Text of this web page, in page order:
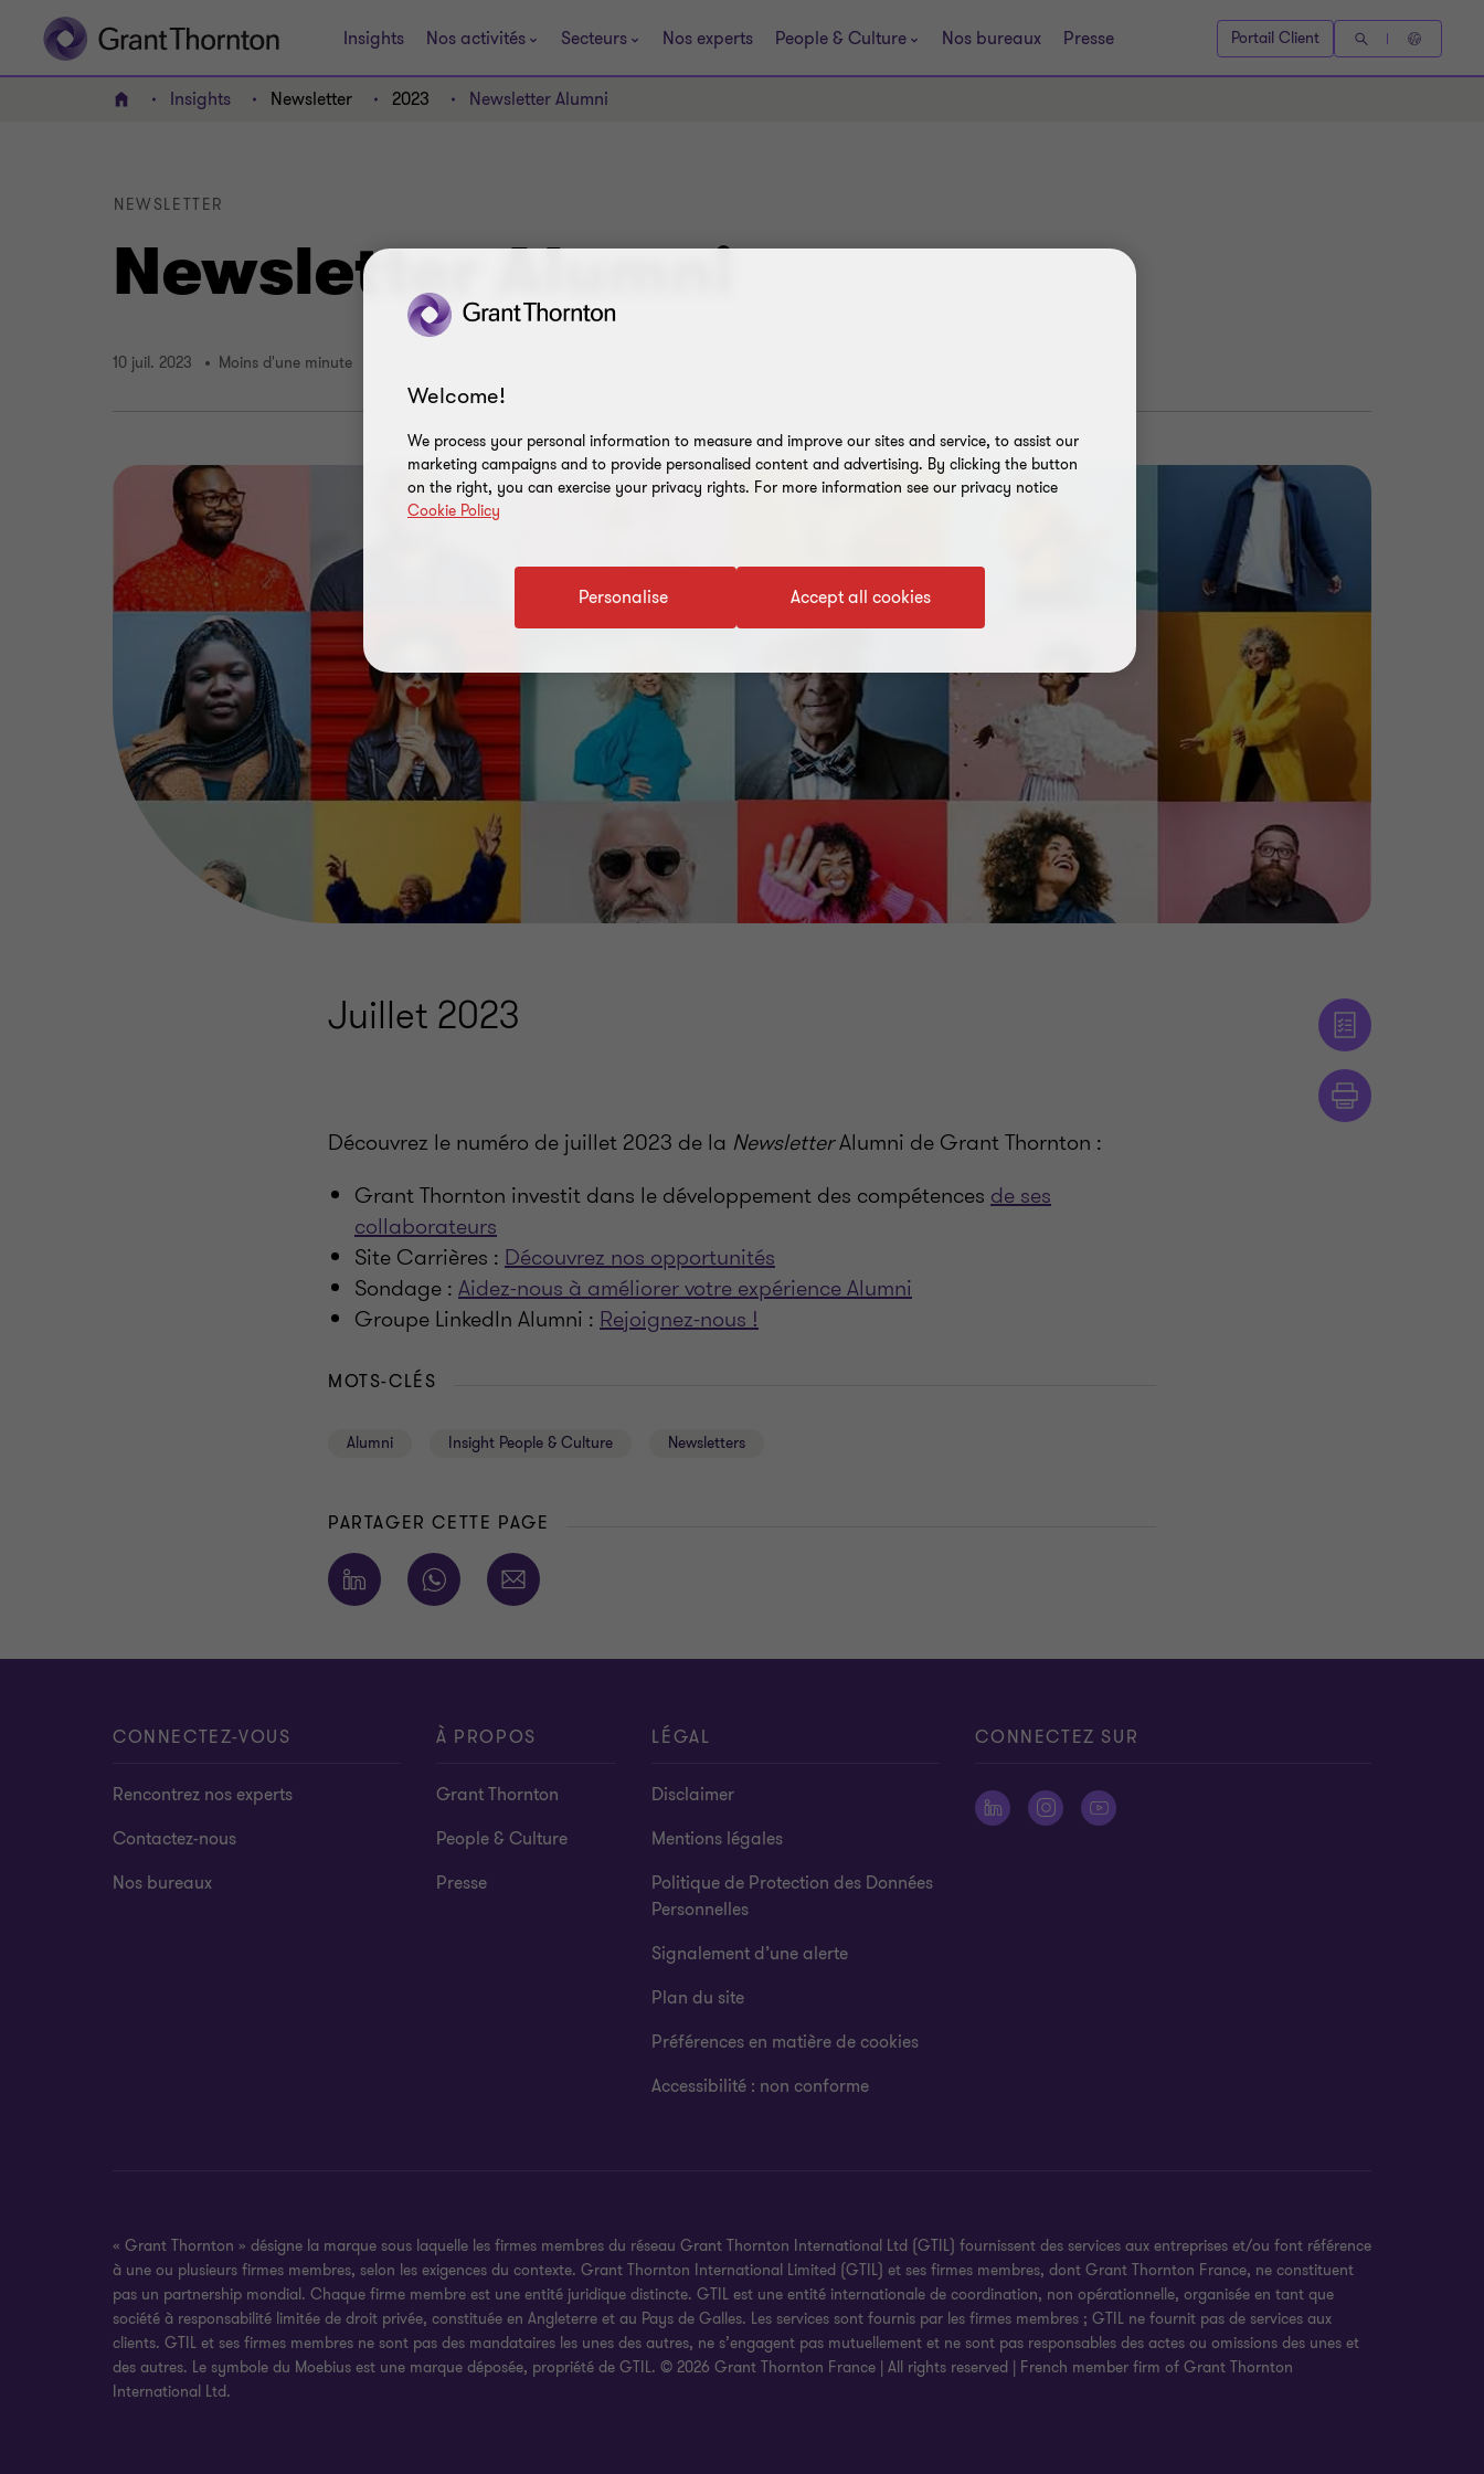
Insights Nos activités Secteurs Nos experts People & Culture Nos bureaux Presse Portail Client
ACCUEILInsights Newsletter 2023 Newsletter Alumni
Newsletter Alumni
NEWSLETTER
10 juil. 2023 Moins d'une minute
Juillet 2023
Découvrez le numéro de juillet 2023 de la NewsletterAlumni de Grant Thornton :
Grant Thornton investit dans le développement des compétences de ses
collaborateurs
Site Carrières : Découvrez nos opportunités
Sondage : Aidez-nous à améliorer votre expérience Alumni
Groupe LinkedIn Alumni : Rejoignez-nous !
MOTS-CLÉS
Alumni Insight People & Culture Newsletters
PARTAGER CETTE PAGE
CONNECTEZ-VOUS
Rencontrez nos experts
Contactez-nous
Nos bureaux
À PROPOS
Grant Thornton
People & Culture
Presse
LÉGAL
Disclaimer
Mentions légales
Politique de Protection des Données
Personnelles
Signalement d’une alerte
Plan du site
Préférences en matière de cookies
Accessibilité : non conforme
CONNECTEZ SUR
« Grant Thornton » désigne la marque sous laquelle les firmes membres du réseau Grant Thornton International Ltd (GTIL) fournissent des services aux entreprises et/ou font référence
à une ou plusieurs firmes membres, selon les exigences du contexte. Grant Thornton International Limited (GTIL) et ses firmes membres, dont Grant Thornton France, ne constituent
pas un partnership mondial. Chaque firme membre est une entité juridique distincte. GTIL est une entité internationale de coordination, non opérationnelle, organisée en tant que
société à responsabilité limitée de droit privée, constituée en Angleterre et au Pays de Galles. Les services sont fournis par les firmes membres ; GTIL ne fournit pas de services aux
clients. GTIL et ses firmes membres ne sont pas des mandataires les unes des autres, ne s’engagent pas mutuellement et ne sont pas responsables des actes ou omissions des unes et
des autres. Le symbole du Moebius est une marque déposée, propriété de GTIL. © 2026 Grant Thornton France | All rights reserved | French member firm of Grant Thornton
International Ltd.
Welcome!
We process your personal information to measure and improve our sites and service, to assist our
marketing campaigns and to provide personalised content and advertising. By clicking the button
on the right, you can exercise your privacy rights. For more information see our privacy notice
Cookie Policy
Accept all cookies
Personalise